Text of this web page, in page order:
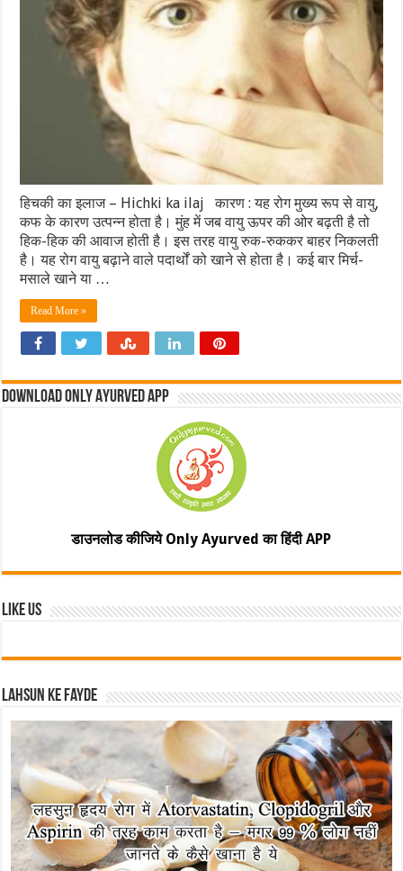
हिचकी का इलाज – Hichki ka ilaj कारण : यह रोग मुख्य रूप से वायु,
कफ के कारण उत्पन्न होता है। मुंह में जब वायु ऊपर की ओर बढ़ती है तो
हिक-हिक की आवाज होती है। इस तरह वायु रुक-रुककर बाहर निकलती
है। यह रोग वायु बढ़ाने वाले पदार्थों को खाने से होता है। कई बार मिर्च-
मसाले खाने या …
Read More »
Download Only Ayurved App
डाउनलोड कीजिये Only Ayurved का हिंदी APP
Like Us
Lahsun ke fayde